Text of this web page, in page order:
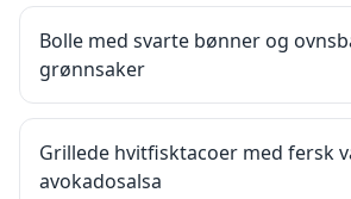
Bolle med svarte bønner og
grønnsaker
Grillede hvitfisktacoer med fersk
avokadosalsa